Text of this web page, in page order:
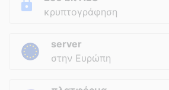
κρυπτογράφηση
server
στην Ευρώπη